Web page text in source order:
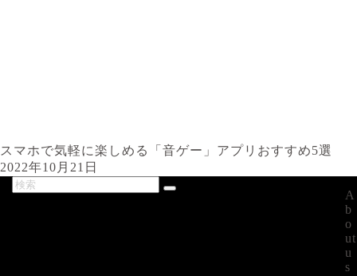
スマホで気軽に楽しめる「音ゲー」アプリおすすめ5選
2022年10月21日
A
b
o
ut
u
s